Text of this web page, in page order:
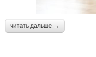
читать дальше →